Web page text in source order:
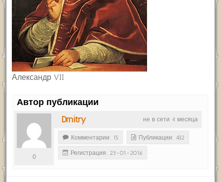
Александр VII
Автор публикации
не в сети 4 месяца
Dmitry
0
Комментарии: 15 Публикации: 432
Регистрация: 23-01-2016